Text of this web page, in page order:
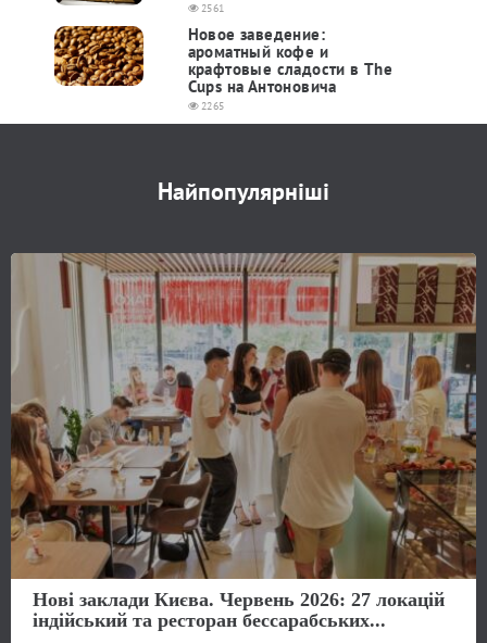
2561
Новое заведение:
ароматный кофе и
крафтовые сладости в The
Cups на Антоновича
2265
Найпопулярніші
Нові заклади Києва. Червень 2026: 27 локацій
індійський та ресторан бессарабських...